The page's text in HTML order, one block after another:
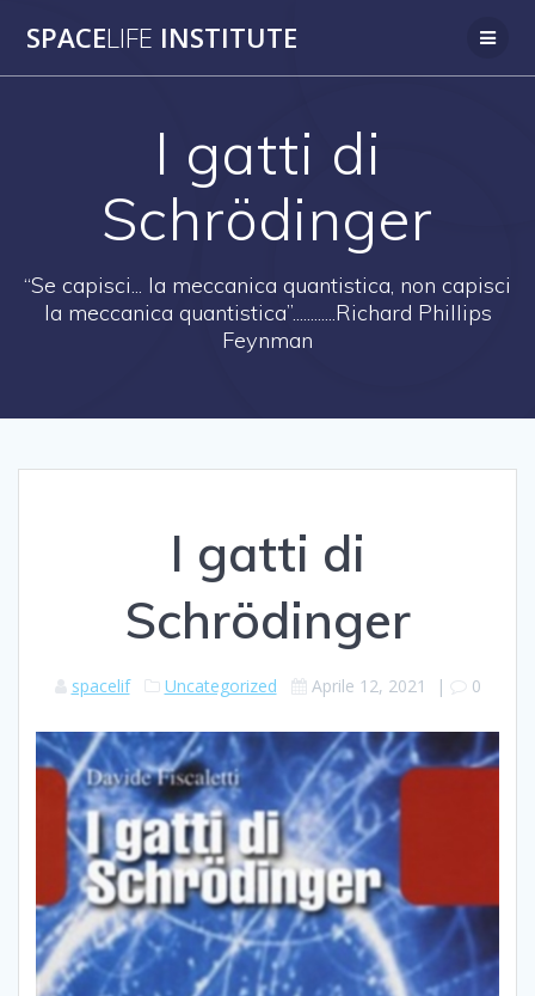
al
SPACELIFE INSTITUTE
I gatti di
Schrödinger
“Se capisci... la meccanica quantistica, non capisci
la meccanica quantistica”............Richard Phillips
Feynman
I gatti di
Schrödinger
spacelif Uncategorized Aprile 12, 2021 | 0